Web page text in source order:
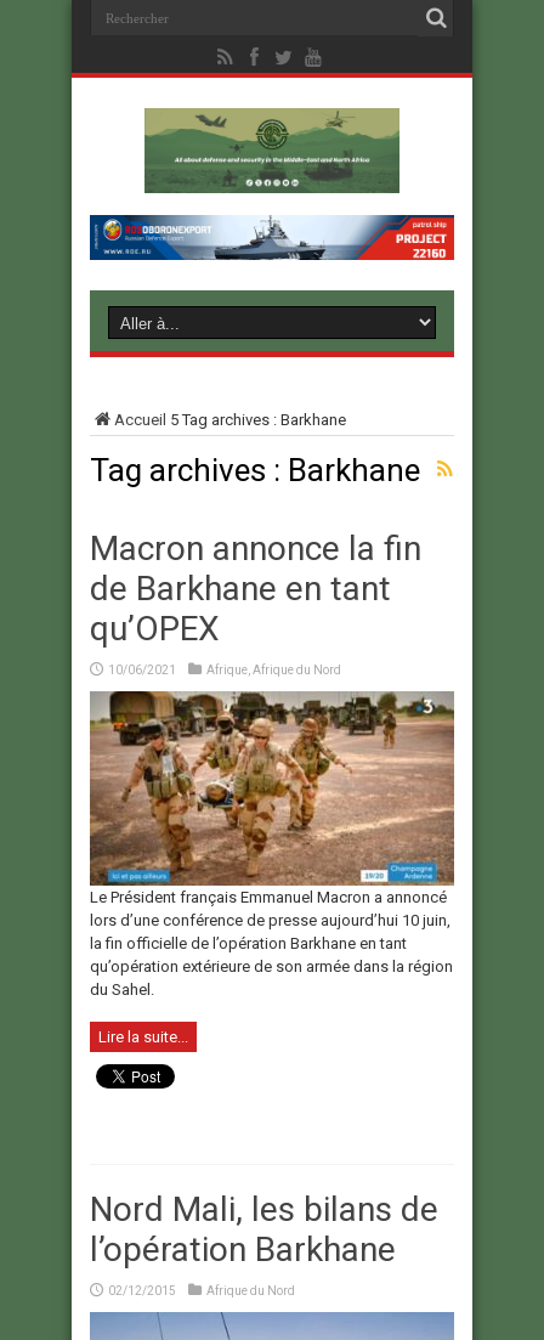
Accueil 5Tag archives : Barkhane
Tag archives : Barkhane
Macron annonce la fin
de Barkhane en tant
qu’OPEX
10/06/2021 Afrique Afrique du Nord
Le Président français Emmanuel Macron a annoncé
lors d’une conférence de presse aujourd’hui 10 juin,
la fin officielle de l’opération Barkhane en tant
qu’opération extérieure de son armée dans la région
du Sahel.
Lire la suite...
Nord Mali, les bilans de
l’opération Barkhane
02/12/2015 Afrique du Nord